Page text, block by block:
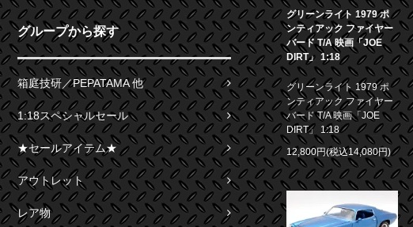
グループから探す
箱庭技研／PEPATAMA 他
1:18スペシャルセール
★セールアイテム★
アウトレット
レア物
グリーンライト 1979 ポ
ンティアック ファイヤー
バード T/A 映画「JOE
DIRT」 1:18
グリーンライト 1979 ポ
ンティアック ファイヤー
バード T/A 映画「JOE
DIRT」 1:18
12,800円(税込14,080円)